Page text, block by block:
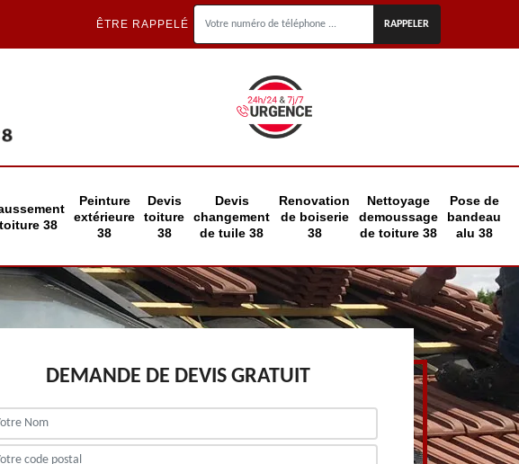
ÊTRE RAPPELÉ
38
Peinture
extérieure
38
Devis
toiture
38
Devis
changement
de tuile 38
Renovation
de boiserie
38
Nettoyage
demoussage
de toiture 38
Pose de
bandeau
alu 38
DEMANDE DE DEVIS GRATUIT